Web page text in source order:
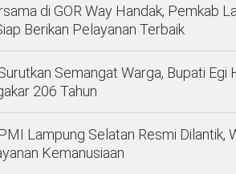
di GOR Way Handak, Pemkab
Berikan Pelayanan Terbaik
Semangat Warga, Bupati
206 Tahun
Lampung Selatan Resmi Dilantik,
Kemanusiaan